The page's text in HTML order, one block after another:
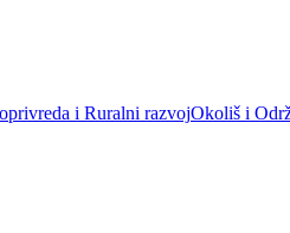
i Ruralni razvojOkoliš i